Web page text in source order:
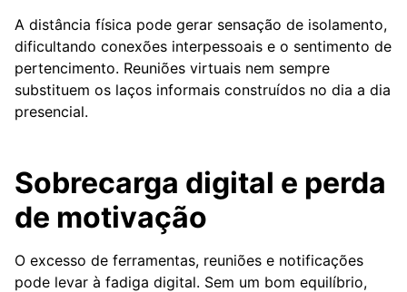
A distância física pode gerar sensação de isolamento,
dificultando conexões interpessoais e o sentimento de
pertencimento. Reuniões virtuais nem sempre
substituem os laços informais construídos no dia a dia
presencial.
Sobrecarga digital e perda
de motivação
O excesso de ferramentas, reuniões e notificações
pode levar à fadiga digital. Sem um bom equilíbrio,